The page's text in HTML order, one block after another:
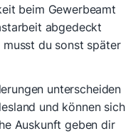
beim Gewerbeamt
abgedeckt
musst du sonst später
unterscheiden
und können sich
Auskunft geben dir